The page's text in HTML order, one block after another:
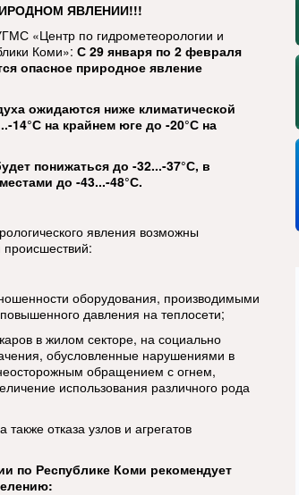
ЯВЛЕНИИ!!!
«Центр по гидрометеорологии и
Коми»: С 29 января по 2 февраля
опасное природное явление
ожидаются ниже климатической
14°С на крайнем юге до -20°С на
понижаться до -32...-37°С, в
до -43...-48°С.
явления возможны
оборудования, производимыми
давления на теплосети;
в жилом секторе, на социально
обусловленные нарушениями в
обращением с огнем,
использования различного рода
отказа узлов и агрегатов
по Республике Коми рекомендует